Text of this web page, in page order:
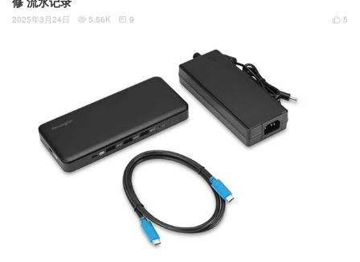
 5
2025年3月24日  5.56K  9